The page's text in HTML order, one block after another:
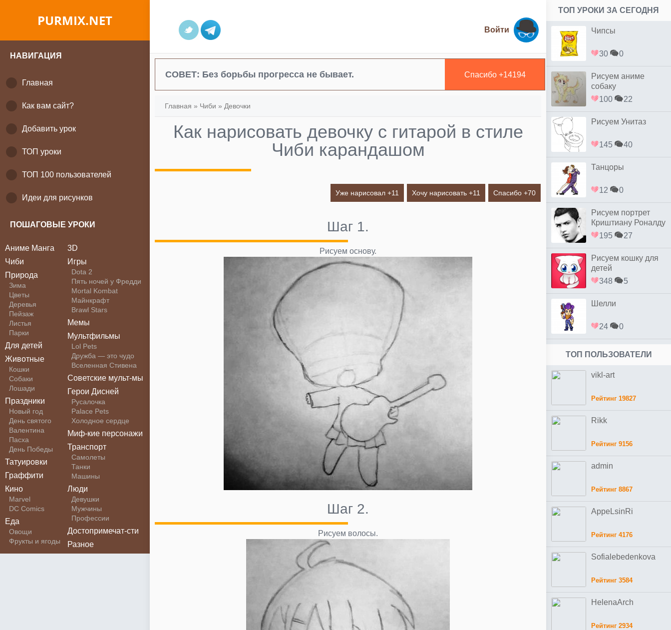
PURMIX.NET
НАВИГАЦИЯ
Главная
Как вам сайт?
Добавить урок
ТОП уроки
ТОП 100 пользователей
Идеи для рисунков
ПОШАГОВЫЕ УРОКИ
Аниме Манга
Чиби
Природа
Зима
Цветы
Деревья
Пейзаж
Листья
Парки
Для детей
Животные
Кошки
Собаки
Лошади
Праздники
Новый год
День святого
Валентина
Пасха
День Победы
Татуировки
Граффити
Кино
Marvel
DC Comics
Еда
Овощи
Фрукты и ягоды
3D
Игры
Dota 2
Пять ночей у Фредди
Mortal Kombat
Майнкрафт
Brawl Stars
Мемы
Мультфильмы
Lol Pets
Дружба — это чудо
Вселенная Стивена
Советские мульт-мы
Герои Дисней
Русалочка
Palace Pets
Холодное сердце
Миф-кие персонажи
Транспорт
Самолеты
Танки
Машины
Люди
Девушки
Мужчины
Профессии
Достопримечат-сти
Разное
Войти
СОВЕТ: Без борьбы прогресса не бывает. Спасибо +14194
Главная » Чиби » Девочки
Как нарисовать девочку с гитарой в стиле
Чиби карандашом
Уже нарисовал +11 Хочу нарисовать +11 Спасибо +70
Шаг 1.
Рисуем основу.
Шаг 2.
Рисуем волосы.
ТОП УРОКИ ЗА СЕГОДНЯ
Чипсы
30 0
Рисуем аниме
собаку
100
22
Рисуем Унитаз
145 40
Танцоры
12 0
Рисуем портрет
Криштиану Роналду
простым
195 27
Рисуем кошку для
детей
348
5
Шелли
24 0
ТОП ПОЛЬЗОВАТЕЛИ
vikl-art
Рейтинг 19827
Rikk
Рейтинг 9156
admin
Рейтинг 8867
AppeLsinRi
Рейтинг 4176
Sofialebedenkova
Рейтинг 3584
HelenaArch
Рейтинг 2934